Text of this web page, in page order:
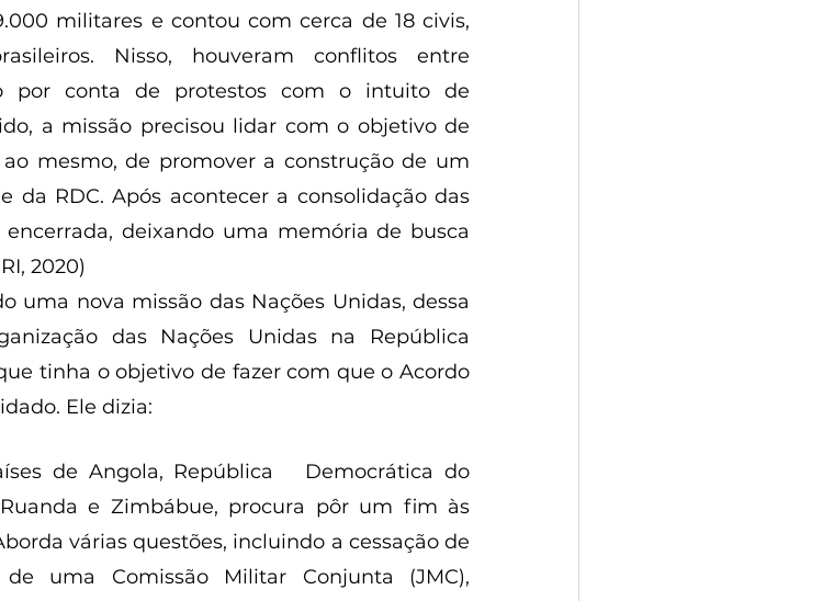
militares e contou com cerca de 18 civis,
Nisso, houveram conflitos entre
por conta de protestos com o intuito de
a missão precisou lidar com o objetivo de
mesmo, de promover a construção de um
da RDC. Após acontecer a consolidação das
deixando uma memória de busca
2020)
uma nova missão das Nações Unidas, dessa
das Nações Unidas na República
tinha o objetivo de fazer com que o Acordo
Ele dizia:
de Angola, República   Democrática do
e Zimbábue, procura pôr um fim às
várias questões, incluindo a cessação de
uma Comissão Militar Conjunta (JMC),